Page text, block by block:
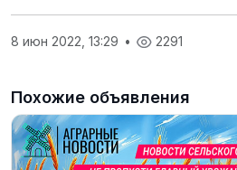
8 июн 2022, 13:29 • 2291
Похожие объявления